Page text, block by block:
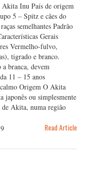
Inu País de origem
5 – Spitz e cães do
semelhantes Padrão
Gerais
Vermelho-fulvo,
tigrado e branco.
a branca, devem
11 – 15 anos
Origem O Akita
japonês ou simplesmente
Akita, numa região
Read Article